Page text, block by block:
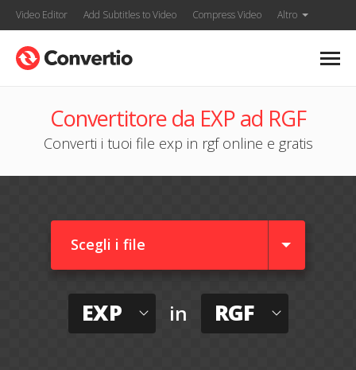
Video Editor Add Subtitles to Video Compress Video Altro
Convertitore da EXP ad RGF
Converti i tuoi file exp in rgf online e gratis
Scegli i file
EXP in RGF